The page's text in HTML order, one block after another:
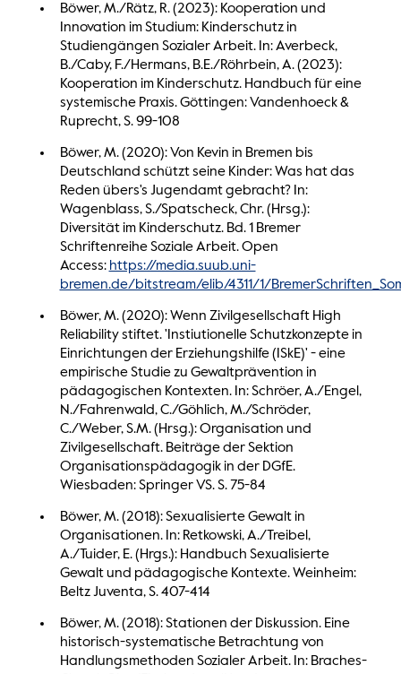
Böwer, M./Rätz, R. (2023): Kooperation und
Innovation im Studium: Kinderschutz in
Studiengängen Sozialer Arbeit. In: Averbeck,
B./Caby, F./Hermans, B.E./Röhrbein, A. (2023):
Kooperation im Kinderschutz. Handbuch für eine
systemische Praxis. Göttingen: Vandenhoeck &
Ruprecht, S. 99-108
Böwer, M. (2020): Von Kevin in Bremen bis
Deutschland schützt seine Kinder: Was hat das
Reden übers's Jugendamt gebracht? In:
Wagenblass, S./Spatscheck, Chr. (Hrsg.):
Diversität im Kinderschutz. Bd. 1 Bremer
Schriftenreihe Soziale Arbeit. Open
Access: https://media.suub.uni-
bremen.de/bitstream/elib/4311/1/
Böwer, M. (2020): Wenn Zivilgesellschaft High
Reliability stiftet. 'Instiutionelle Schutzkonzepte in
Einrichtungen der Erziehungshilfe (ISkE)' - eine
empirische Studie zu Gewaltprävention in
pädagogischen Kontexten. In: Schröer, A./Engel,
N./Fahrenwald, C./Göhlich, M./Schröder,
C./Weber, S.M. (Hrsg.): Organisation und
Zivilgesellschaft. Beiträge der Sektion
Organisationspädagogik in der DGfE.
Wiesbaden: Springer VS. S. 75-84
Böwer, M. (2018): Sexualisierte Gewalt in
Organisationen. In: Retkowski, A./Treibel,
A./Tuider, E. (Hrgs.): Handbuch Sexualisierte
Gewalt und pädagogische Kontexte. Weinheim:
Beltz Juventa, S. 407-414
Böwer, M. (2018): Stationen der Diskussion. Eine
historisch-systematische Betrachtung von
Handlungsmethoden Sozialer Arbeit. In: Braches-